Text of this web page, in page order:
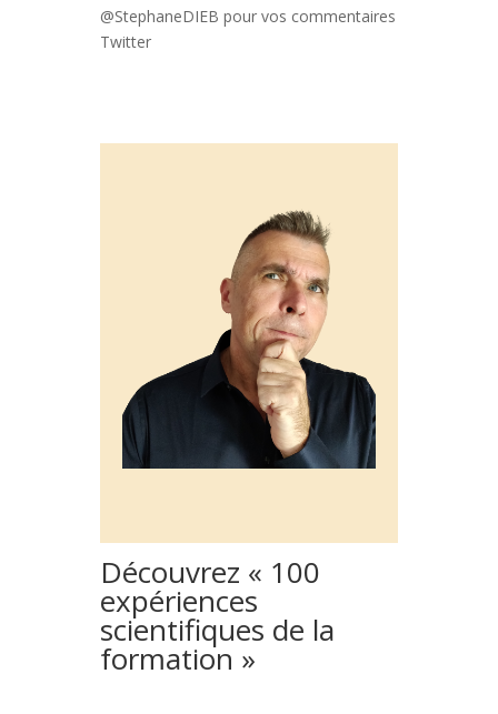
@StephaneDIEB pour vos commentaires
Twitter
Découvrez « 100
expériences
scientifiques de la
formation »